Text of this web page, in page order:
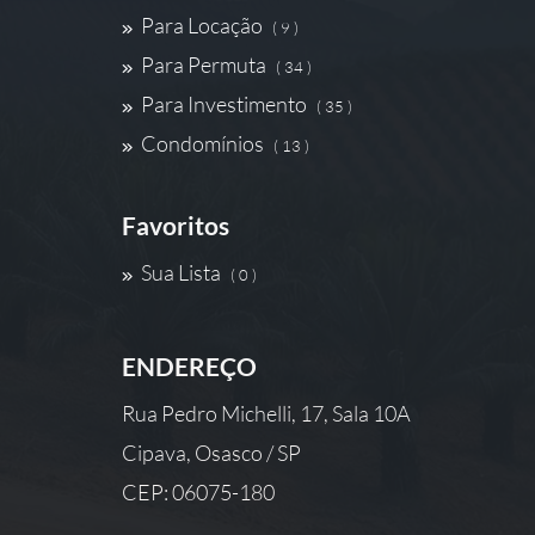
Para Locação ( 9 )
Para Permuta ( 34 )
Para Investimento ( 35 )
Condomínios ( 13 )
Favoritos
Sua Lista ( 0 )
ENDEREÇO
Rua Pedro Michelli, 17, Sala 10A
Cipava, Osasco / SP
CEP: 06075-180